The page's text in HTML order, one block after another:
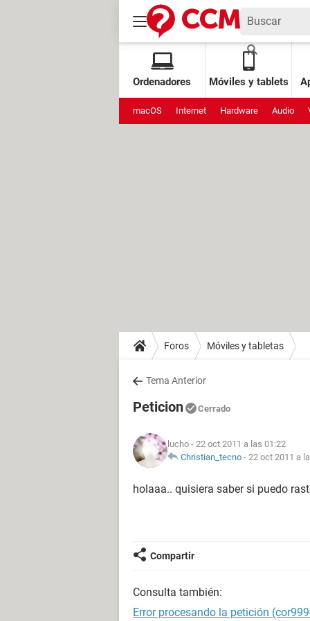
Ordenadores Móviles y tablets
macOS Internet Hardware Audio
Foros Móviles y tabletas
Tema Anterior
Peticion Cerrado
lucho - 22 oct 2011 a las 01:22
Christian_tecno - 22 oct 2011 a
holaaa.. quisiera saber si puedo
Compartir
Consulta también:
Error procesando la petición